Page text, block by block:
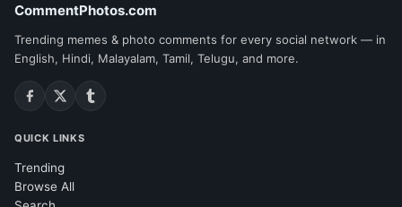
CommentPhotos.com
Trending memes & photo comments for every social network — in
English, Hindi, Malayalam, Tamil, Telugu, and more.
QUICK LINKS
Trending
Browse All